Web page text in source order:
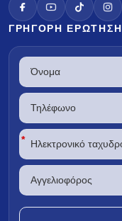
ΓΡΉΓΟΡΗ ΕΡΏΤΗΣΗ
*